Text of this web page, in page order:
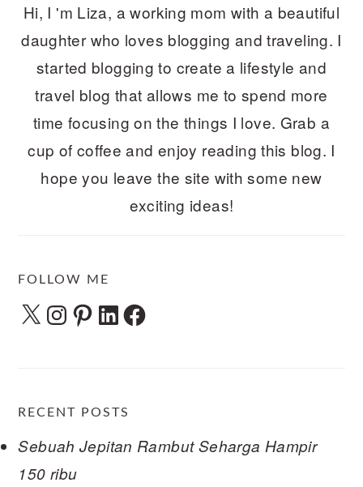
Hi, I 'm Liza, a working mom with a beautiful
daughter who loves blogging and traveling. I
started blogging to create a lifestyle and
travel blog that allows me to spend more
time focusing on the things I love. Grab a
cup of coffee and enjoy reading this blog. I
hope you leave the site with some new
exciting ideas!
FOLLOW ME
X Instagram
Pinterest
LinkedInFacebook
RECENT POSTS
Sebuah Jepitan Rambut Seharga Hampir
150 ribu